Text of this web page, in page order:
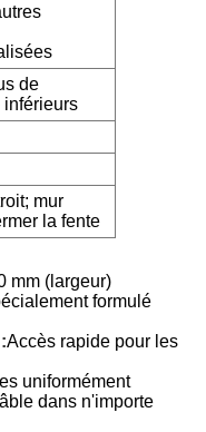
de
inférieurs
mur
la fente
mm (largeur)
formulé
Accès rapide pour les
uniformément
dans n'importe